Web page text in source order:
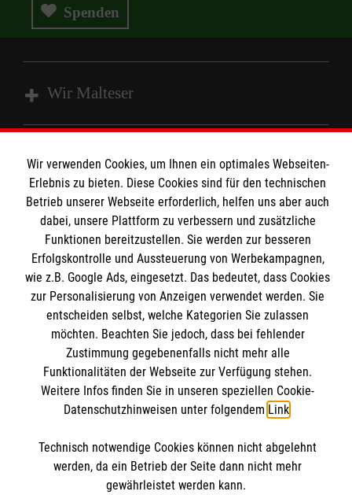
Spenden
Wir Malteser
Angebote und Leistungen
Unsere Kurse
Mitarbeiten
Wir Malteser
Informationen
Kontakt
Pressestelle
Impressum
Datenschutz
Malteser online
Malteserorden
Malteser Jugend
Malteser International
Sharepoint
Spendenkonto
Empfänger: Malteser Hilfsdienst e.V.
BIC: GENODED 1PA7
Soziale Netzwerke
Wir verwenden Cookies, um Ihnen ein optimales Webseiten-
Erlebnis zu bieten. Diese Cookies sind für den technischen
Betrieb unserer Webseite erforderlich, helfen uns aber auch
dabei, unsere Plattform zu verbessern und zusätzliche
Funktionen bereitzustellen. Sie werden zur besseren
Erfolgskontrolle und Aussteuerung von Werbekampagnen,
wie z.B. Google Ads, eingesetzt. Das bedeutet, dass Cookies
zur Personalisierung von Anzeigen verwendet werden. Sie
entscheiden selbst, welche Kategorien Sie zulassen
möchten. Beachten Sie jedoch, dass bei fehlender
Zustimmung gegebenenfalls nicht mehr alle
Funktionalitäten der Webseite zur Verfügung stehen.
Weitere Infos finden Sie in unseren speziellen Cookie-
Datenschutzhinweisen unter folgendem Link.
Technisch notwendige Cookies können nicht abgelehnt
werden, da ein Betrieb der Seite dann nicht mehr
gewährleistet werden kann.